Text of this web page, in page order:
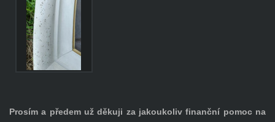
Prosím a předem už děkuji za jakoukoliv finanční pomoc na